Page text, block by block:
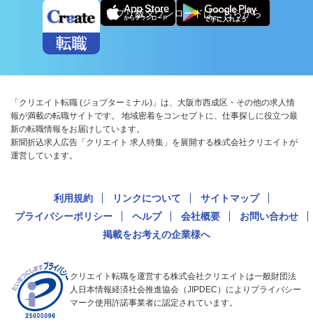
アプリ版ダウンロードはこちらから
「クリエイト転職 (ジョブターミナル)」は、大阪市西成区・その他の求人情
報が満載の転職サイトです。 地域密着をコンセプトに、仕事探しに役立つ最
新の転職情報をお届けしています。
新聞折込求人広告「クリエイト 求人特集」を展開する株式会社クリエイトが
運営しています。
利用規約 リンクについて
サイトマップ
プライバシーポリシー
ヘルプ 会社概要
お問い合わせ
掲載をお考えの企業様へ
クリエイト転職を運営する株式会社クリエイトは一般財団法
人日本情報経済社会推進協会（JIPDEC）によりプライバシー
マーク使用許諾事業者に認定されています。